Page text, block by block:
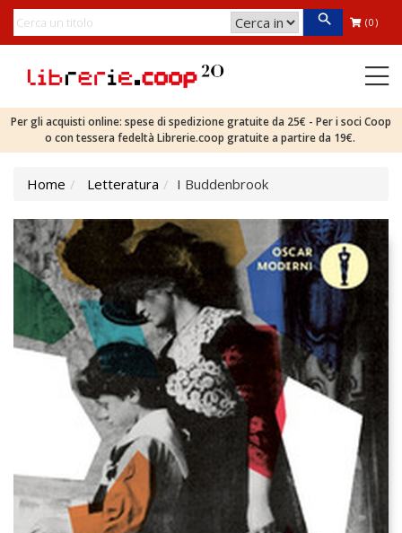
(0)
Per gli acquisti online: spese di spedizione gratuite da 25€ - Per i soci Coop
o con tessera fedeltà Librerie.coop gratuite a partire da 19€.
Home Letteratura I Buddenbrook